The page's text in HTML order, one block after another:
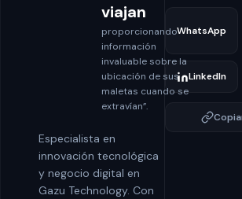
viajan
proporcionando
información
invaluable sobre la
ubicación de sus
maletas cuando se
extravían”.
Especialista en
innovación tecnológica
y negocio digital en
Gazu Technology. Con
WhatsApp
LinkedIn